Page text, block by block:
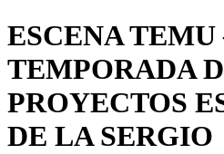
ESCENA TEMU
TEMPORADA
PROYECTOS
DE LA SERGIO